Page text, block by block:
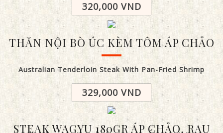
320,000 VND
THĂN NỘI BÒ ÚC KÈM TÔM ÁP CHẢO
Australian Tenderloin Steak With Pan-Fried Shrimp
329,000 VND
STEAK WAGYU 180GR ÁP CHẢO, RAU